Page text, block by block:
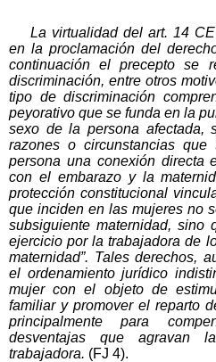
La virtualidad del art. 14
en la proclamación del
continuación el precepto se
discriminación, entre otros
tipo de discriminación
peyorativo que se funda en la
sexo de la persona afectada,
razones o circunstancias
persona una conexión directa
con el embarazo y la
protección constitucional
que inciden en las mujeres no
subsiguiente maternidad, sino
ejercicio por la trabajadora de
maternidad”. Tales derechos,
el ordenamiento jurídico
mujer con el objeto de
familiar y promover el reparto
principalmente para
desventajas que agravan
trabajadora. (FJ 4).